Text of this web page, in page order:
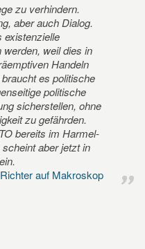
zu verhindern.
aber auch Dialog.
existenzielle
weil dies in
Handeln
es politische
politische
sicherstellen, ohne
zu gefährden.
bereits im Harmel-
aber jetzt in
auf Makroskop